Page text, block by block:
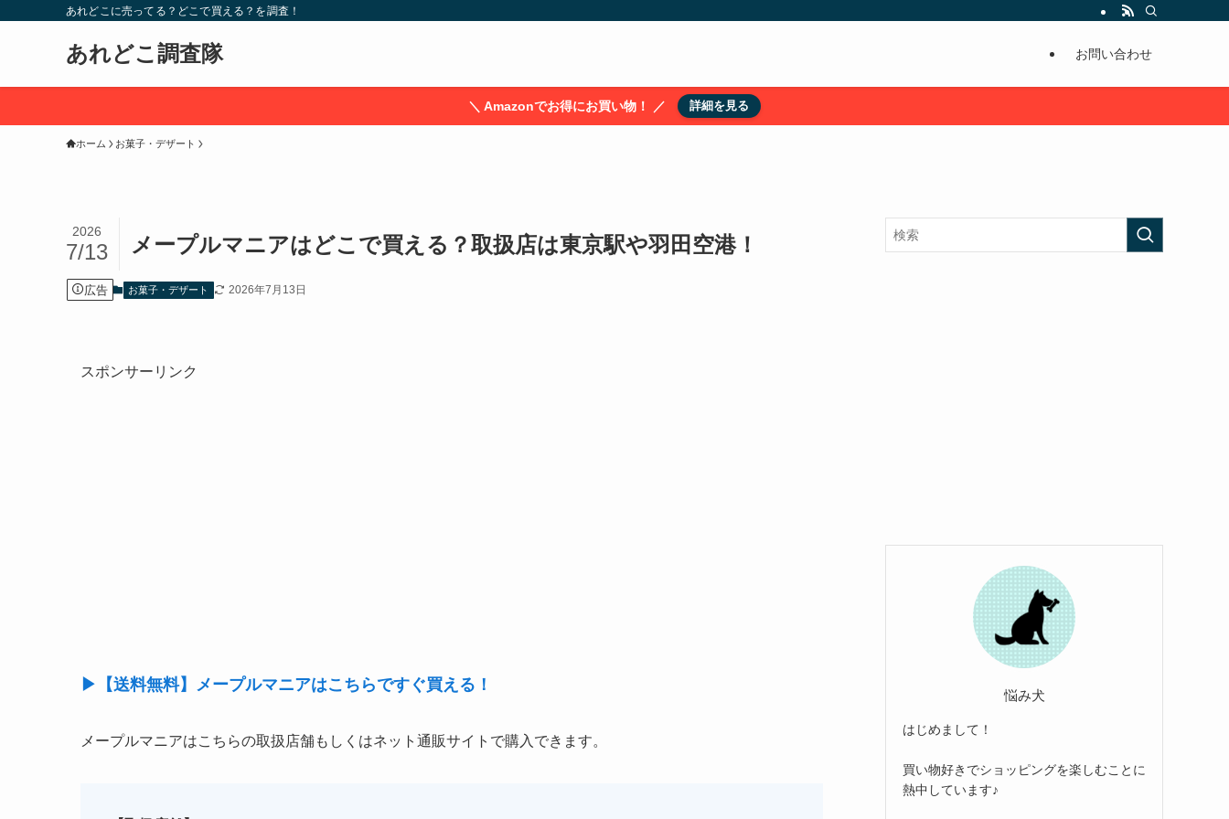
あれどこに売ってる？どこで買える？を調査！
あれどこ調査隊 お問い合わせ
＼ Amazonでお得にお買い物！ ／ 詳細を見る
ホーム お菓子・デザート
メープルマニアはどこで買える？取扱店は東京駅や羽田空港！
2026
7/13
広告 お菓子・デザート 2026年7月13日
スポンサーリンク
▶【送料無料】メープルマニアはこちらですぐ買える！
メープルマニアはこちらの取扱店舗もしくはネット通販サイトで購入できます。
悩み犬
はじめまして！
買い物好きでショッピングを楽しむことに
熱中しています♪